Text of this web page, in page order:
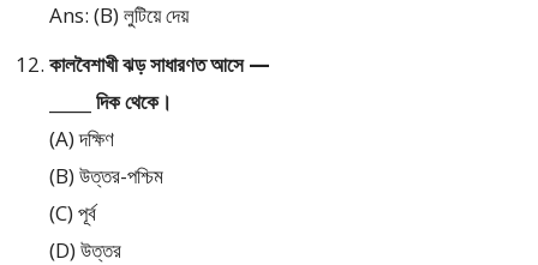
Ans: (B) লুটিয়ে দেয়
কালবৈশাখী ঝড় সাধারণত আসে —
_____ দিক থেকে।
(A) দক্ষিণ
(B) উত্তর-পশ্চিম
(C) পূর্ব
(D) উত্তর